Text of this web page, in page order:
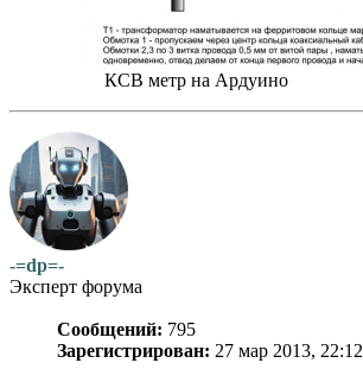
КСВ метр на Ардуино
-=dp=-
Эксперт форума
Сообщений: 795
Зарегистрирован: 27 мар 2013, 22:12